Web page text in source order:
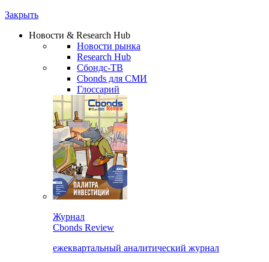
Закрыть
Новости & Research Hub
Новости рынка
Research Hub
Сбондс-ТВ
Cbonds для СМИ
Глоссарий
Журнал
Cbonds Review
ежеквартальный аналитический журнал